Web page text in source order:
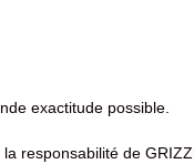
exactitude possible.
responsabilité de